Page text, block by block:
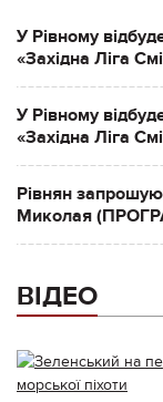
У Рівному
«Західна Ліга
У Рівному
«Західна Ліга
Рівнян
Миколая
ВІДЕО